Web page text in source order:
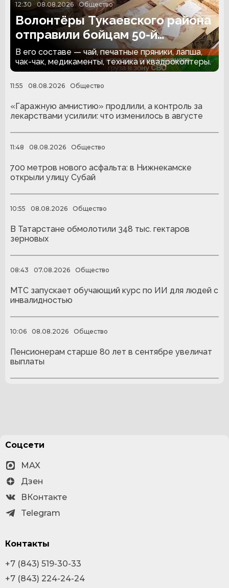
12:30 08.08.2026 Общество
Волонтёры Тукаевского района
отправили бойцам 50-й
гуманитарный груз
В его составе — чай, печатные пряники, лапша,
чак-чак, медикаменты, техника и квадрокоптеры.
11:55 08.08.2026 Общество
«Гаражную амнистию» продлили, а контроль за
лекарствами усилили: что изменилось в августе
11:48 08.08.2026 Общество
700 метров нового асфальта: в Нижнекамске
открыли улицу Субай
10:55 08.08.2026 Общество
В Татарстане обмолотили 348 тыс. гектаров
зерновых
08:43 07.08.2026 Общество
МТС запускает обучающий курс по ИИ для людей с
инвалидностью
10:06 08.08.2026 Общество
Пенсионерам старше 80 лет в сентябре увеличат
выплаты
Соцсети
MAX
Дзен
ВКонтакте
Telegram
Контакты
+7 (843) 519-30-33
+7 (843) 224-24-24